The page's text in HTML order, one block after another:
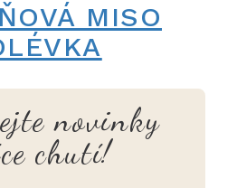
MISO
novinky
chutí!